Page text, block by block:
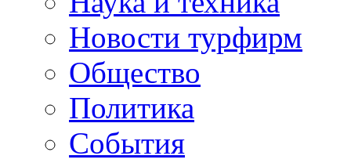
Новости турфирм
Общество
Политика
События